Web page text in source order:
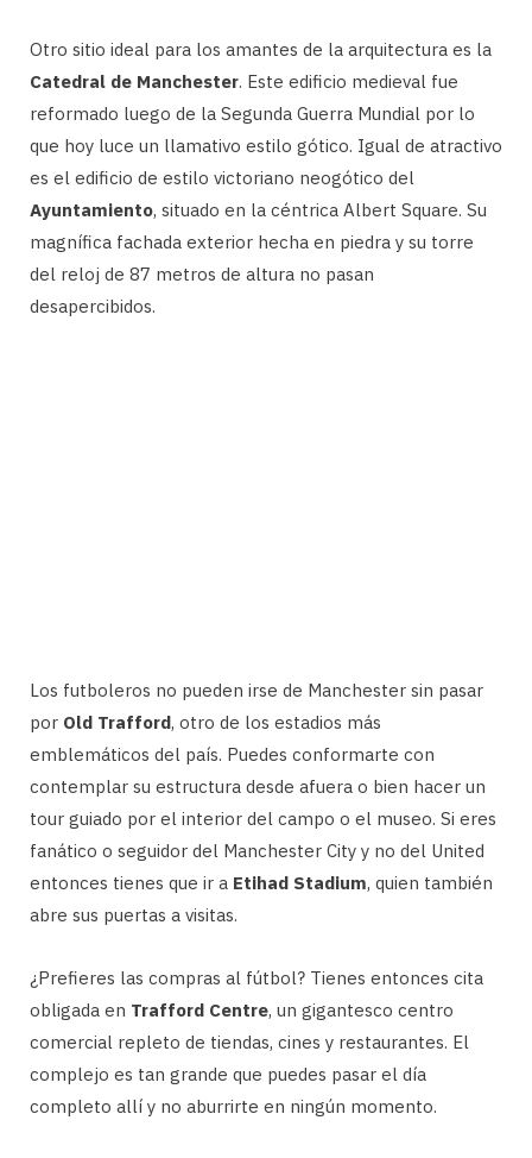
Otro sitio ideal para los amantes de la arquitectura es la
Catedral de Manchester. Este edificio medieval fue
reformado luego de la Segunda Guerra Mundial por lo
que hoy luce un llamativo estilo gótico. Igual de atractivo
es el edificio de estilo victoriano neogótico del
Ayuntamiento, situado en la céntrica Albert Square. Su
magnífica fachada exterior hecha en piedra y su torre
del reloj de 87 metros de altura no pasan
desapercibidos.
Los futboleros no pueden irse de Manchester sin pasar
por Old Trafford, otro de los estadios más
emblemáticos del país. Puedes conformarte con
contemplar su estructura desde afuera o bien hacer un
tour guiado por el interior del campo o el museo. Si eres
fanático o seguidor del Manchester City y no del United
entonces tienes que ir a Etihad Stadium, quien también
abre sus puertas a visitas.
¿Prefieres las compras al fútbol? Tienes entonces cita
obligada en Trafford Centre, un gigantesco centro
comercial repleto de tiendas, cines y restaurantes. El
complejo es tan grande que puedes pasar el día
completo allí y no aburrirte en ningún momento.